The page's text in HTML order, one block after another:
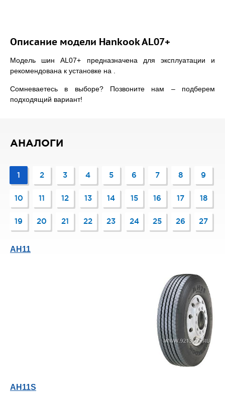
Описание модели Hankook AL07+
Модель шин AL07+ предназначена для эксплуатации и
рекомендована к установке на .
Сомневаетесь в выборе? Позвоните нам – подберем
подходящий вариант!
АНАЛОГИ
1 2 3 4 5 6 7 8 9
10 11 12 13 14 15 16 17 18
19 20 21 22 23 24 25 26 27
AH11
AH11S